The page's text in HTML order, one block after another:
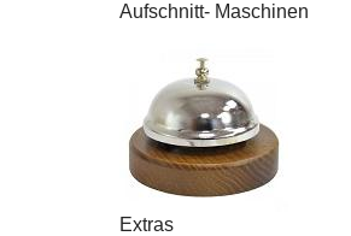
Aufschnitt- Maschinen
Extras